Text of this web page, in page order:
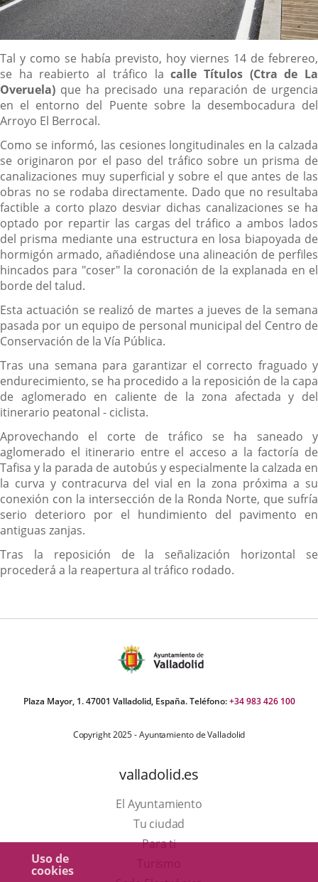
Uso de
cookies
Descripción
Tal y como se había previsto, hoy viernes 14 de febrereo,
se ha reabierto al tráfico lacalle Títulos (Ctra de La
Overuela) que ha precisado una reparación de urgencia
en el entorno del Puente sobre la desembocadura del
Arroyo El Berrocal.
Como se informó, las cesiones longitudinales en la calzada
se originaron por el paso del tráfico sobre un prisma de
canalizaciones muy superficial y sobre el que antes de las
obras no se rodaba directamente. Dado que no resultaba
factible a corto plazo desviar dichas canalizaciones se ha
optado por repartir las cargas del tráfico a ambos lados
del prisma mediante una estructura en losa biapoyada de
hormigón armado, añadiéndose una alineación de perfiles
hincados para "coser" la coronación de la explanada en el
borde del talud.
Esta actuación se realizó de martes a jueves de la semana
pasada por un equipo de personal municipal del Centro de
Conservación de la Vía Pública.
Tras una semana para garantizar el correcto fraguado y
endurecimiento, se ha procedido a la reposición de la capa
de aglomerado en caliente de la zona afectada y del
itinerario peatonal - ciclista.
Aprovechando el corte de tráfico se ha saneado y
aglomerado el itinerario entre el acceso a la factoría de
Tafisa y la parada de autobús y especialmente la calzada en
la curva y contracurva del vial en la zona próxima a su
conexión con la intersección de la Ronda Norte, que sufría
serio deterioro por el hundimiento del pavimento en
antiguas zanjas.
Tras la reposición de la señalización horizontal se
procederá a la reapertura al tráfico rodado.
Plaza Mayor, 1. 47001 Valladolid, España. Teléfono:+34 983 426 100
Copyright 2025 - Ayuntamiento de Valladolid
valladolid.es
El Ayuntamiento
Tu ciudad
Para ti